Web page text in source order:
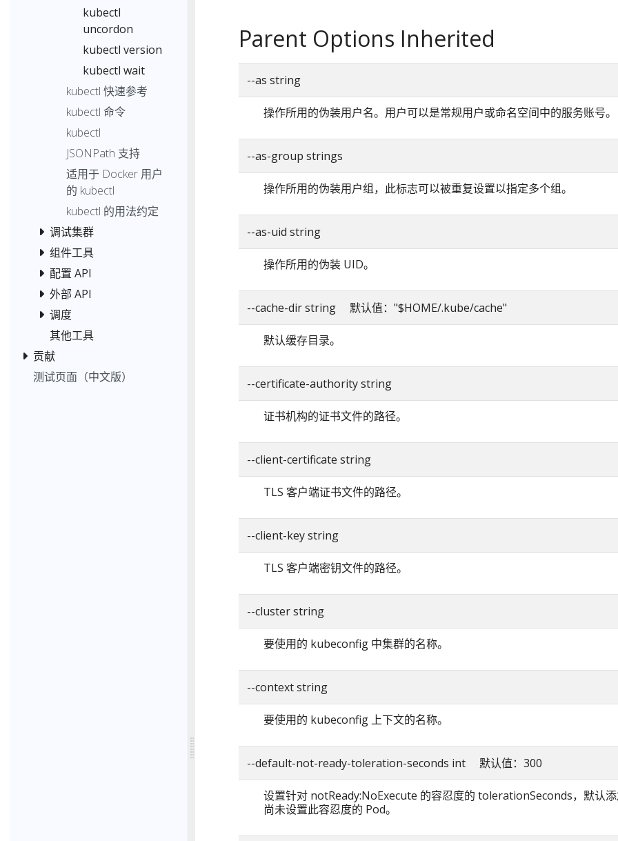
kubectl
uncordon
kubectl version
kubectl wait
kubectl 快速参考
kubectl 命令
kubectl
JSONPath 支持
适用于 Docker 用户
的 kubectl
kubectl 的用法约定
调试集群
组件工具
配置 API
外部 API
调度
其他工具
贡献
测试页面（中文版）
Parent Options Inherited
--as string
操作所用的伪装用户名。用户可以是常规用户或命名空间中的服务账号。
--as-group strings
操作所用的伪装用户组，此标志可以被重复设置以指定多个组。
--as-uid string
操作所用的伪装 UID。
--cache-dir string 默认值："$HOME/.kube/cache"
默认缓存目录。
--certificate-authority string
证书机构的证书文件的路径。
--client-certificate string
TLS 客户端证书文件的路径。
--client-key string
TLS 客户端密钥文件的路径。
--cluster string
要使用的 kubeconfig 中集群的名称。
--context string
要使用的 kubeconfig 上下文的名称。
--default-not-ready-toleration-seconds int 默认值：300
设置针对 notReady:NoExecute 的容忍度的 tolerationSeconds，默认
尚未设置此容忍度的 Pod。